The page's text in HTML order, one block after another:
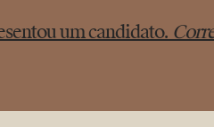
um candidato.